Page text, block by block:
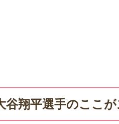
谷翔平選手のここが